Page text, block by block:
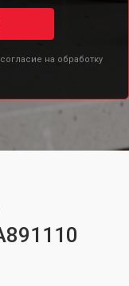
на обработку